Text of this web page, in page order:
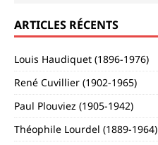
ARTICLES RÉCENTS
Louis Haudiquet (1896-1976)
René Cuvillier (1902-1965)
Paul Plouviez (1905-1942)
Théophile Lourdel (1889-1964)